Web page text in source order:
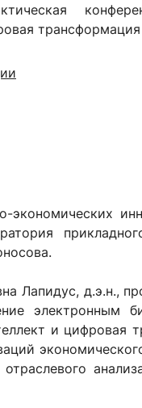
трансформация
экономических
Лапидус, д.э.н.,
электронным
и цифровая